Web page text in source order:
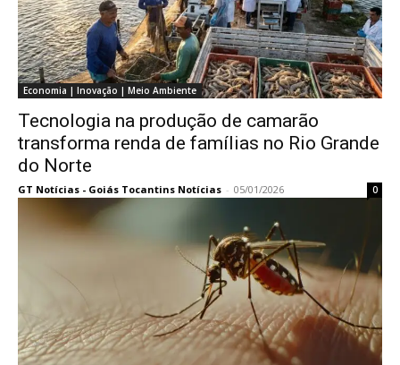
Economia | Inovação | Meio Ambiente
Tecnologia na produção de camarão
transforma renda de famílias no Rio Grande
do Norte
GT Notícias - Goiás Tocantins Notícias - 05/01/2026 0